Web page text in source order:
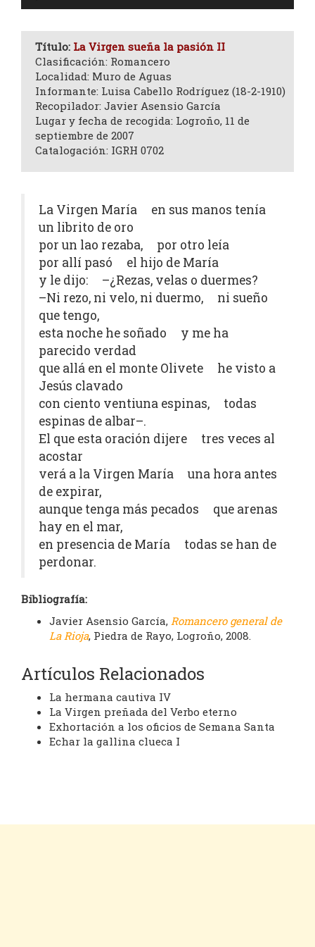
Título: La Virgen sueña la pasión II
Clasificación: Romancero
Localidad: Muro de Aguas
Informante: Luisa Cabello Rodríguez (18-2-1910)
Recopilador: Javier Asensio García
Lugar y fecha de recogida: Logroño, 11 de
septiembre de 2007
Catalogación: IGRH 0702
La Virgen María en sus manos tenía
un librito de oro
por un lao rezaba, por otro leía
por allí pasó el hijo de María
y le dijo: –¿Rezas, velas o duermes?
–Ni rezo, ni velo, ni duermo, ni sueño
que tengo,
esta noche he soñado y me ha
parecido verdad
que allá en el monte Olivete he visto a
Jesús clavado
con ciento ventiuna espinas, todas
espinas de albar–.
El que esta oración dijere tres veces al
acostar
verá a la Virgen María una hora antes
de expirar,
aunque tenga más pecados que arenas
hay en el mar,
en presencia de María todas se han de
perdonar.
Bibliografía:
Javier Asensio García, Romancero general de
La Rioja, Piedra de Rayo, Logroño, 2008.
Artículos Relacionados
La hermana cautiva IV
La Virgen preñada del Verbo eterno
Exhortación a los oficios de Semana Santa
Echar la gallina clueca I